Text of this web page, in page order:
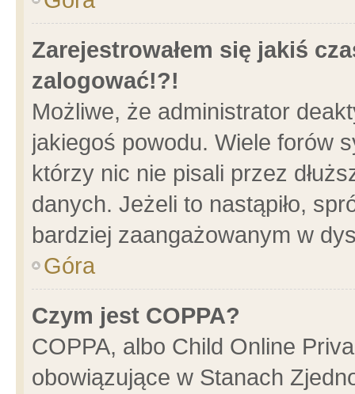
Zarejestrowałem się jakiś
zalogować!?!
Możliwe, że administrator
jakiegoś powodu. Wiele forów
którzy nic nie pisali przez
danych. Jeżeli to nastąpiło,
bardziej zaangażowanym w
Góra
Czym jest COPPA?
COPPA, albo Child Online
obowiązujące w Stanach